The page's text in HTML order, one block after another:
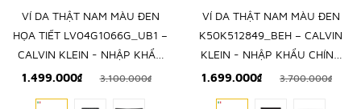
VÍ DA THẬT NAM MÀU ĐEN
HỌA TIẾT LV04G1066G_UB1 –
CALVIN KLEIN - NHẬP KHẨU
CHÍNH HÃNG TỪ Ý
1.499.000₫ 3.100.000₫
VÍ DA THẬT NAM MÀU ĐEN
K50K512849_BEH – CALVIN
KLEIN - NHẬP KHẨU CHÍNH
HÃNG TỪ Ý
1.699.000₫ 3.700.000₫